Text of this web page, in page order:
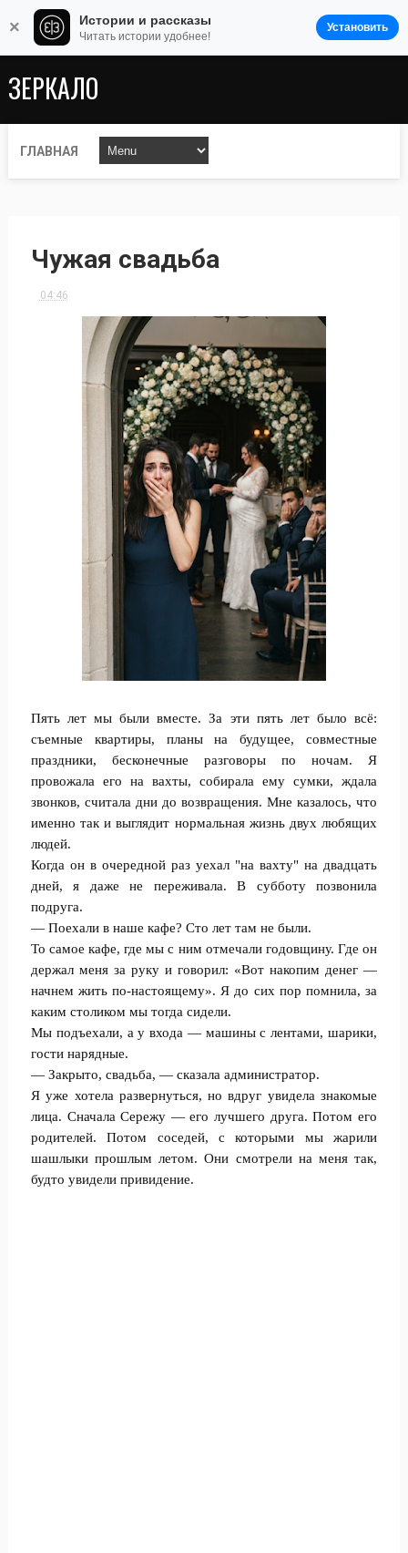
ЗЕРКАЛО
ГЛАВНАЯ
Чужая свадьба
04:46
Пять лет мы были вместе. За эти пять лет было всё:
съемные квартиры, планы на будущее, совместные
праздники, бесконечные разговоры по ночам. Я
провожала его на вахты, собирала ему сумки, ждала
звонков, считала дни до возвращения. Мне казалось, что
именно так и выглядит нормальная жизнь двух любящих
людей.
Когда он в очередной раз уехал "на вахту" на двадцать
дней, я даже не переживала. В субботу позвонила
подруга.
— Поехали в наше кафе? Сто лет там не были.
То самое кафе, где мы с ним отмечали годовщину. Где он
держал меня за руку и говорил: «Вот накопим денег —
начнем жить по-настоящему». Я до сих пор помнила, за
каким столиком мы тогда сидели.
Мы подъехали, а у входа — машины с лентами, шарики,
гости нарядные.
— Закрыто, свадьба, — сказала администратор.
Я уже хотела развернуться, но вдруг увидела знакомые
лица. Сначала Сережу — его лучшего друга. Потом его
родителей. Потом соседей, с которыми мы жарили
шашлыки прошлым летом. Они смотрели на меня так,
будто увидели привидение.
× Истории и рассказы
Читать истории удобнее!
Установить